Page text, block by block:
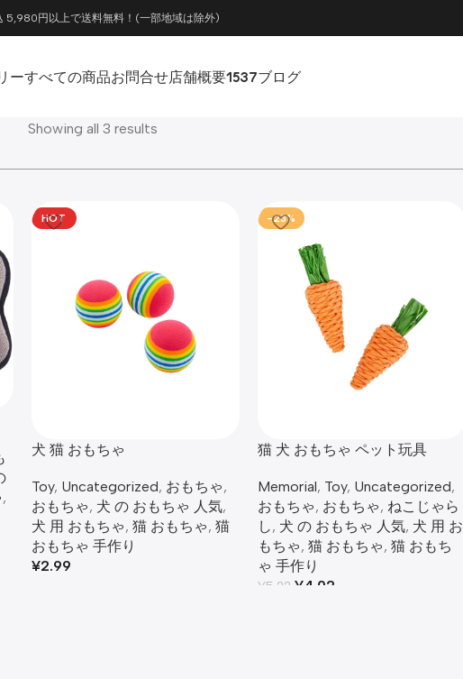
5,980円以上で送料無料！(一部地域は除外)
ーすべての商品お問合せ店舗概要1537ブログ
Showing all 3 results
,
HOT
犬 猫 おもちゃ
Toy, Uncategorized, おもちゃ,
おもちゃ, 犬 の おもちゃ 人気,
犬 用 おもちゃ​, 猫 おもちゃ​, 猫
おもちゃ 手作り
¥2.99
-23%
猫 犬 おもちゃ ペット玩具
Memorial, Toy, Uncategorized,
おもちゃ, おもちゃ, ねこじゃら
し, 犬 の おもちゃ 人気, 犬 用 お
もちゃ​,猫 おもちゃ​,猫 おもち
ゃ 手作り
¥5.22 ¥4.02